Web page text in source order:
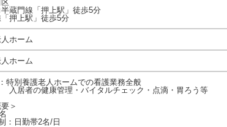
蔵門線「押上駅」徒歩5分
押上駅」徒歩5分
ホーム
ホーム
特別養護老人ホームでの看護業務全般
健康管理・バイタルチェック・点滴・胃ろう等
＞
：日勤帯2名/日